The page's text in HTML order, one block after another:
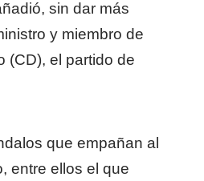
sin dar más
y miembro de
(CD), el partido de
que empañan al
entre ellos el que